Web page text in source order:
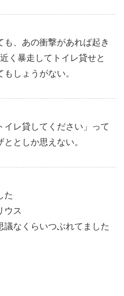
も、あの衝撃があれば起き
く暴走してトイレ貸せと
しょうがない。
イレ貸してください」って
としか思えない。
た
ウス
議なくらいつぶれてました